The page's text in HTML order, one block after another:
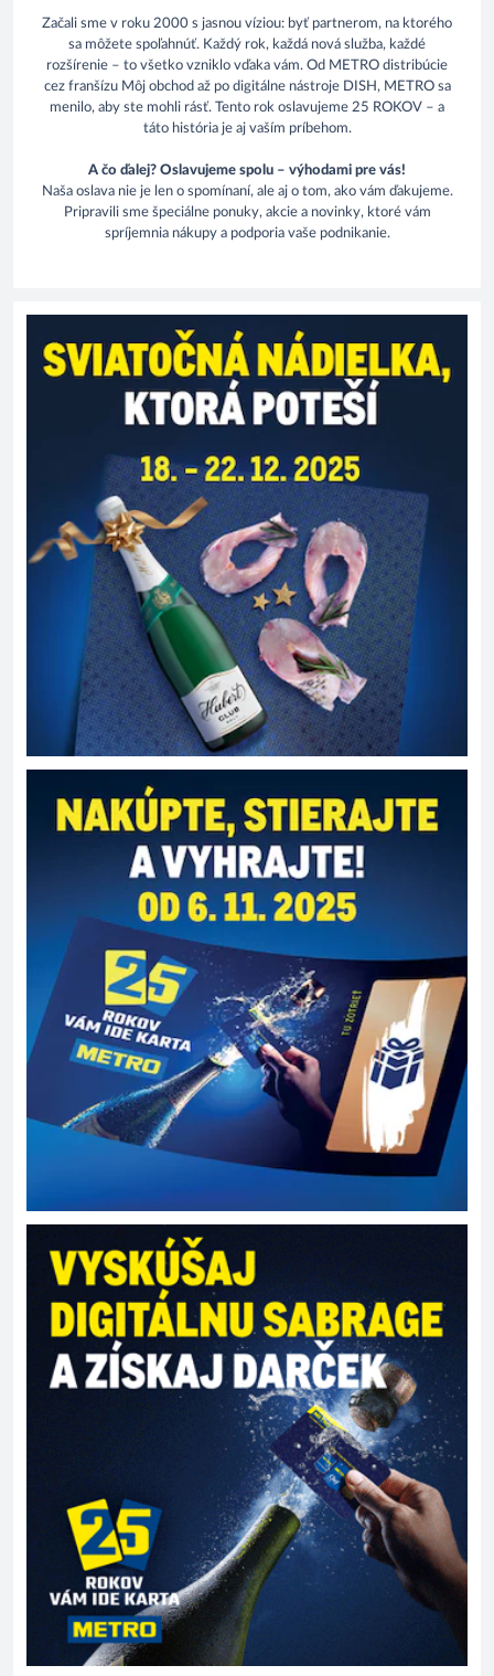
Začali sme v roku 2000 s jasnou víziou: byť partnerom, na ktorého
sa môžete spoľahnúť. Každý rok, každá nová služba, každé
rozšírenie – to všetko vzniklo vďaka vám. Od METRO distribúcie
cez franšízu Môj obchod až po digitálne nástroje DISH, METRO sa
menilo, aby ste mohli rásť. Tento rok oslavujeme 25 ROKOV – a
táto história je aj vaším príbehom.
A čo ďalej? Oslavujeme spolu – výhodami pre vás!
Naša oslava nie je len o spomínaní, ale aj o tom, ako vám ďakujeme.
Pripravili sme špeciálne ponuky, akcie a novinky, ktoré vám
spríjemnia nákupy a podporia vaše podnikanie.